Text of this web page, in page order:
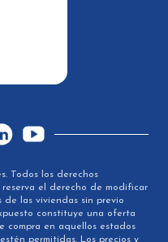
YouTube
Todos los derechos
reserva el derecho de modificar
de las viviendas sin previo
constituye una oferta
en aquellos estados
permitidas. Los precios y